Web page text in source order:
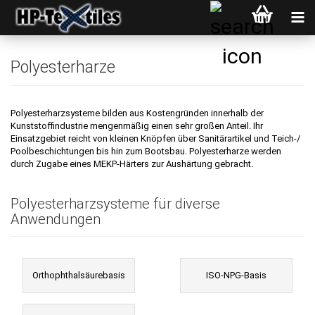
Polyesterharze
Polyesterharzsysteme bilden aus Kostengründen innerhalb der
Kunststoffindustrie mengenmäßig einen sehr großen Anteil. Ihr
Einsatzgebiet reicht von kleinen Knöpfen über Sanitärartikel und Teich-/
Poolbeschichtungen bis hin zum Bootsbau. Polyesterharze werden
durch Zugabe eines MEKP-Härters zur Aushärtung gebracht.
Polyesterharzsysteme für diverse
Anwendungen
Orthophthalsäurebasis ISO-NPG-Basis